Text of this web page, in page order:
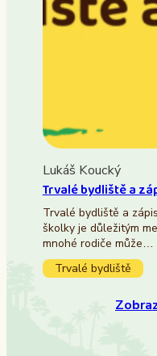
Lukáš Koucký
Trvalé bydliště a
Trvalé bydliště a
školky je důležitým
mnohé rodiče může…
Trvalé bydliště